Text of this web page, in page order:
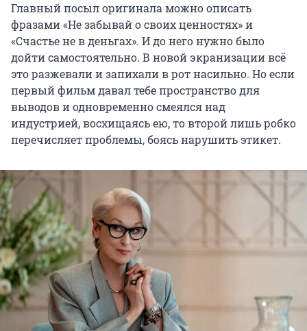
Главный посыл оригинала можно описать
фразами «Не забывай о своих ценностях» и
«Счастье не в деньгах». И до него нужно было
дойти самостоятельно. В новой экранизации всё
это разжевали и запихали в рот насильно. Но если
первый фильм давал тебе пространство для
выводов и одновременно смеялся над
индустрией, восхищаясь ею, то второй лишь робко
перечисляет проблемы, боясь нарушить этикет.